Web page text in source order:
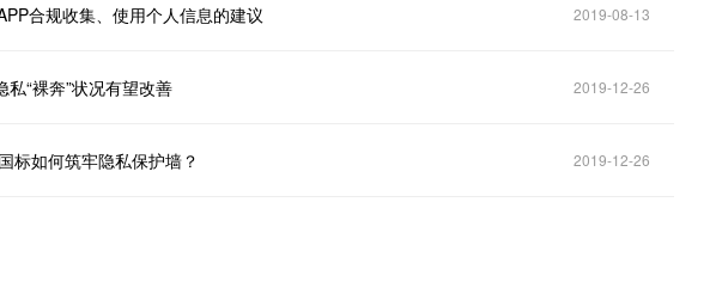
合规收集、使用个人信息的建议 2019-08-13
“裸奔”状况有望改善 2019-12-26
标如何筑牢隐私保护墙？ 2019-12-26